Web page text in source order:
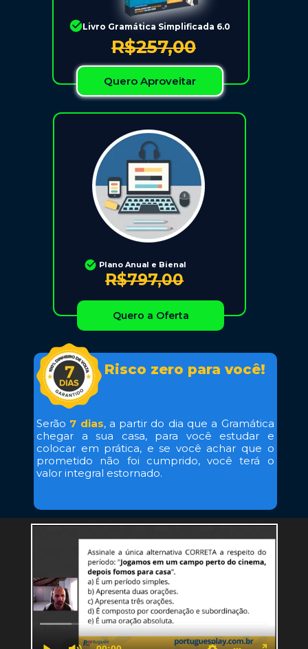
Livro Gramática Simplificada 6.0
R$797,00
R$257,00
Quero Aproveitar
Risco zero para você!
Serão 7 dias, a partir do dia que a Gramática
chegar a sua casa, para você estudar e
colocar em prática, e se você achar que o
prometido não foi cumprido, você terá o
valor integral estornado.
Plano Anual e Bienal
Quero a Oferta